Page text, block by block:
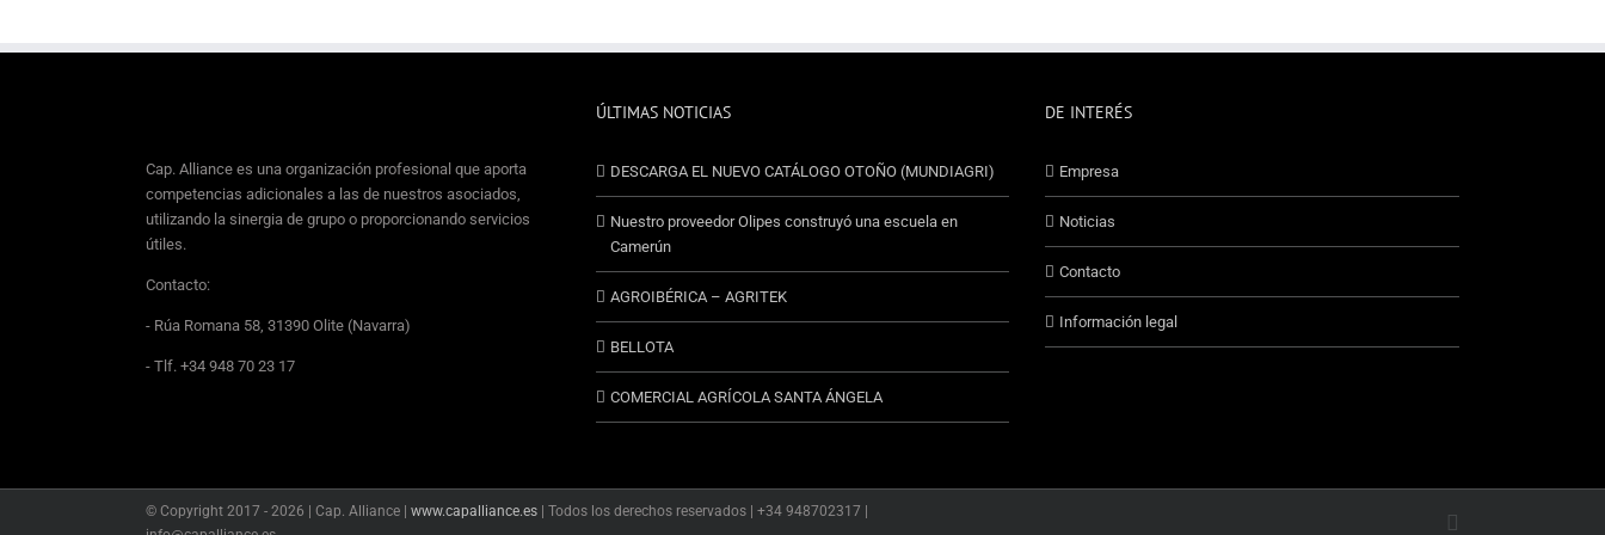
Cap. Alliance es una organización profesional que aporta
competencias adicionales a las de nuestros asociados,
utilizando la sinergia de grupo o proporcionando servicios
útiles.
Contacto:
- Rúa Romana 58, 31390 Olite (Navarra)
- Tlf. +34 948 70 23 17
ÚLTIMAS NOTICIAS
DESCARGA EL NUEVO CATÁLOGO OTOÑO (MUNDIAGRI)
Nuestro proveedor Olipes construyó una escuela en
Camerún
AGROIBÉRICA – AGRITEK
BELLOTA
COMERCIAL AGRÍCOLA SANTA ÁNGELA
DE INTERÉS
Empresa
Noticias
Contacto
Información legal
© Copyright 2017 - 2026 | Cap. Alliance | www.capalliance.es | Todos los derechos reservados | +34 948702317 |